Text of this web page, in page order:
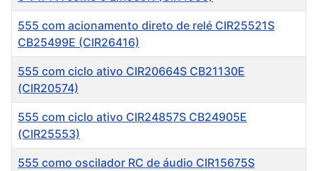
555 com acionamento direto de relé CIR25521S
CB25499E (CIR26416)
555 com ciclo ativo CIR20664S CB21130E
(CIR20574)
555 com ciclo ativo CIR24857S CB24905E
(CIR25553)
555 como oscilador RC de áudio CIR15675S